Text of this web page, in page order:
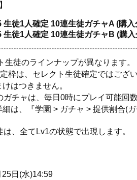
】
徒1人確定 10連生徒ガチャA (購
徒1人確定 10連生徒ガチャB (購
徒のラインナップが異なります。
は、セレクト生徒確定ではござい
はつきません。
チャは、毎日0時にプレイ可能回
は、『学園 > ガチャ > 提供割合(
、全てLv1の状態で出現します。
日(水)14:59